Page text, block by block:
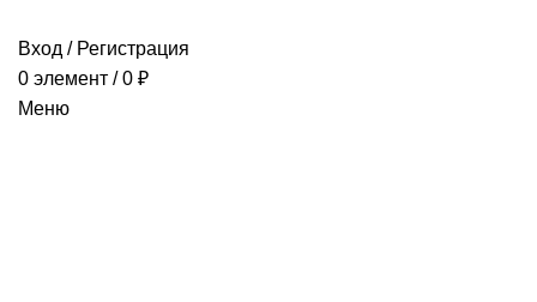
Вход / Регистрация
0 элемент / 0 ₽
Меню